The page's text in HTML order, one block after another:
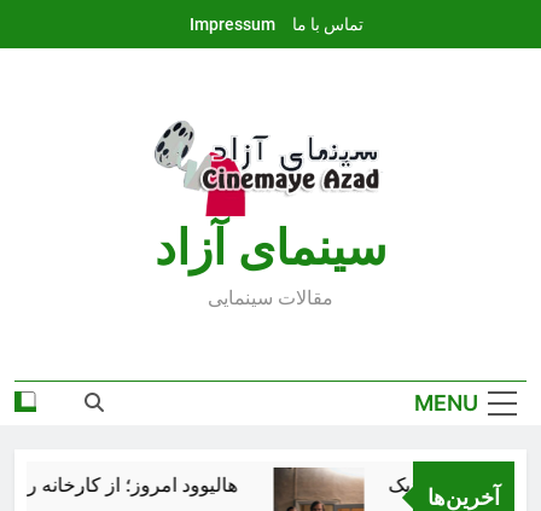
تماس با ما Impressum
سينماى آزاد
مقالات سينمايى
MENU
آخرین‌ها هالیوود امروز؛ از کارخانه